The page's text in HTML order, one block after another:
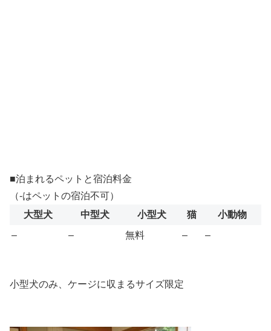
■泊まれるペットと宿泊料金
（-はペットの宿泊不可）
大型犬
中型犬 小型犬 猫
小動物
–
– 無料 – –
小型犬のみ、ケージに収まるサイズ限定